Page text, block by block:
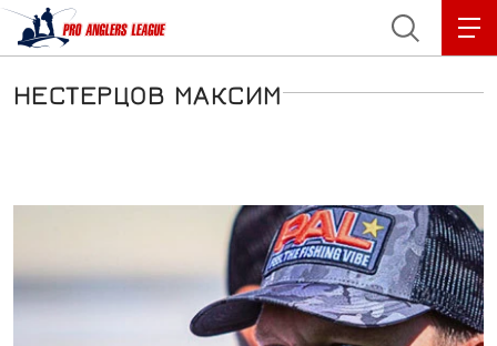
3
3
НЕСТЕРЦОВ МАКСИМ